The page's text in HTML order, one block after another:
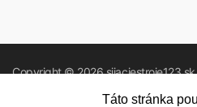
Copyright © 2026sijaciestroje123.sk
Táto stránka